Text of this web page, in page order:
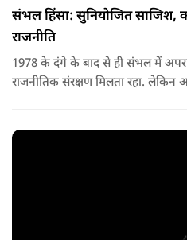
संभल हिंसा: सुनियोजित साजिश,
राजनीति
1978 के दंगे के बाद से ही संभल में
राजनीतिक संरक्षण मिलता रहा. लेकिन
नेता या सांसद क्यों न हो, यदि वह राज्य